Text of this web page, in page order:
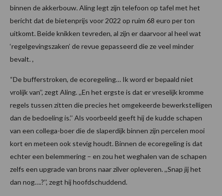
binnen de akkerbouw. Aling legt zijn telefoon op tafel met het
bericht dat de bietenprijs voor 2022 op ruim 68 euro per ton
uitkomt. Beide knikken tevreden, al zijn er daarvoor al heel wat
‘regelgevingszaken’ de revue gepasseerd die ze veel minder
bevalt. ,
“De bufferstroken, de ecoregeling… Ik word er bepaald niet
vrolijk van’’, zegt Aling. ,,En het ergste is dat er vreselijk kromme
regels tussen zitten die precies het omgekeerde bewerkstelligen
dan de bedoeling is.’’ Als voorbeeld geeft hij de kudde schapen
van een collega-boer die de slaperdijk binnen zijn percelen mooi
kort en meteen ook stevig houdt. Binnen de ecoregeling is dat
echter een belemmering – en zou het weghalen van de schapen
zelfs een upgrade van brons naar zilver opleveren. ,,Snap jij het
dan nog….?’’, zegt hij hoofdschuddend.